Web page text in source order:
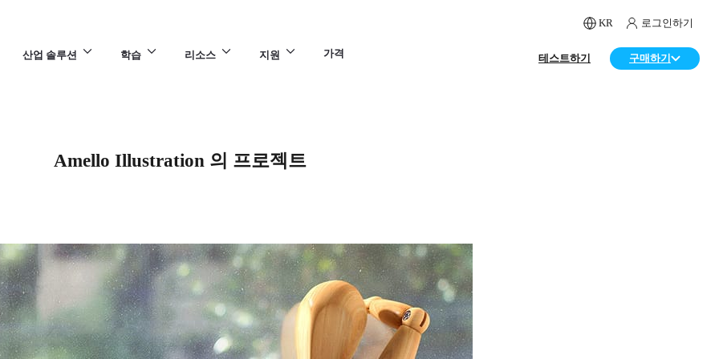
KR 로그인하기
산업 솔루션 학습 리소스 지원 가격 테스트하기 구매하기
Amello Illustration 의 프로젝트